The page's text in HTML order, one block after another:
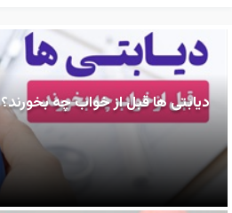
دیابتی ها قبل از خواب چه بخورند؟